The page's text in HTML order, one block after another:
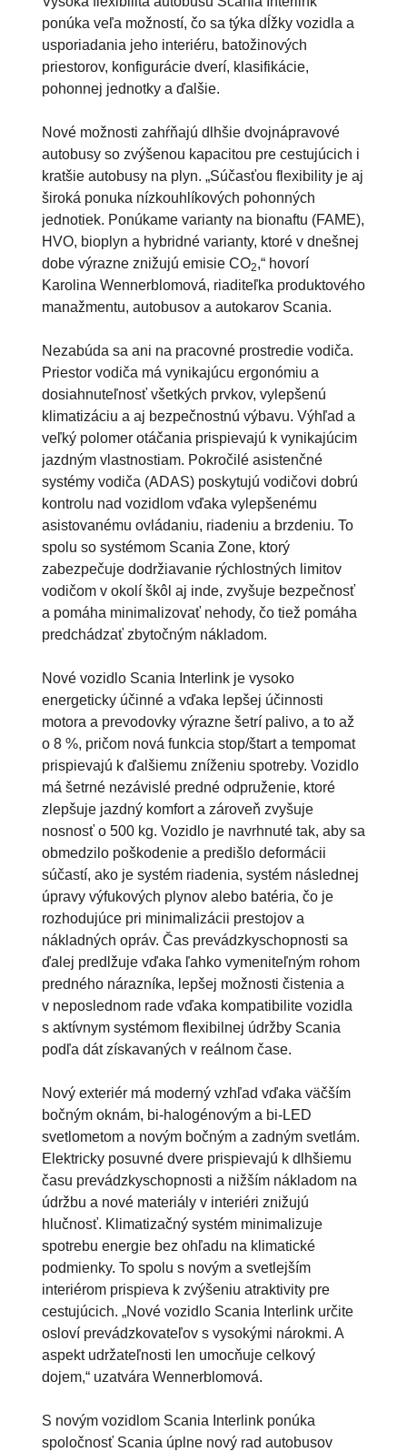
ponúka veľa možností, čo sa týka dĺžky vozidla a
usporiadania jeho interiéru, batožinových
priestorov, konfigurácie dverí, klasifikácie,
pohonnej jednotky a ďalšie.
Nové možnosti zahŕňajú dlhšie dvojnápravové
autobusy so zvýšenou kapacitou pre cestujúcich i
kratšie autobusy na plyn. „Súčasťou flexibility je aj
široká ponuka nízkouhlíkových pohonných
jednotiek. Ponúkame varianty na bionaftu (FAME),
HVO, bioplyn a hybridné varianty, ktoré v dnešnej
dobe výrazne znižujú emisie CO2,“ hovorí
Karolina Wennerblomová, riaditeľka produktového
manažmentu, autobusov a autokarov Scania.
Nezabúda sa ani na pracovné prostredie vodiča.
Priestor vodiča má vynikajúcu ergonómiu a
dosiahnuteľnosť všetkých prvkov, vylepšenú
klimatizáciu a aj bezpečnostnú výbavu. Výhľad a
veľký polomer otáčania prispievajú k vynikajúcim
jazdným vlastnostiam. Pokročilé asistenčné
systémy vodiča (ADAS) poskytujú vodičovi dobrú
kontrolu nad vozidlom vďaka vylepšenému
asistovanému ovládaniu, riadeniu a brzdeniu. To
spolu so systémom Scania Zone, ktorý
zabezpečuje dodržiavanie rýchlostných limitov
vodičom v okolí škôl aj inde, zvyšuje bezpečnosť
a pomáha minimalizovať nehody, čo tiež pomáha
predchádzať zbytočným nákladom.
Nové vozidlo Scania Interlink je vysoko
energeticky účinné a vďaka lepšej účinnosti
motora a prevodovky výrazne šetrí palivo, a to až
o 8 %, pričom nová funkcia stop/štart a tempomat
prispievajú k ďalšiemu zníženiu spotreby. Vozidlo
má šetrné nezávislé predné odpruženie, ktoré
zlepšuje jazdný komfort a zároveň zvyšuje
nosnosť o 500 kg. Vozidlo je navrhnuté tak, aby sa
obmedzilo poškodenie a predišlo deformácii
súčastí, ako je systém riadenia, systém následnej
úpravy výfukových plynov alebo batéria, čo je
rozhodujúce pri minimalizácii prestojov a
nákladných opráv. Čas prevádzkyschopnosti sa
ďalej predlžuje vďaka ľahko vymeniteľným rohom
predného nárazníka, lepšej možnosti čistenia a
v neposlednom rade vďaka kompatibilite vozidla
s aktívnym systémom flexibilnej údržby Scania
podľa dát získavaných v reálnom čase.
Nový exteriér má moderný vzhľad vďaka väčším
bočným oknám, bi-halogénovým a bi-LED
svetlometom a novým bočným a zadným svetlám.
Elektricky posuvné dvere prispievajú k dlhšiemu
času prevádzkyschopnosti a nižším nákladom na
údržbu a nové materiály v interiéri znižujú
hlučnosť. Klimatizačný systém minimalizuje
spotrebu energie bez ohľadu na klimatické
podmienky. To spolu s novým a svetlejším
interiérom prispieva k zvýšeniu atraktivity pre
cestujúcich. „Nové vozidlo Scania Interlink určite
osloví prevádzkovateľov s vysokými nárokmi. A
aspekt udržateľnosti len umocňuje celkový
dojem,“ uzatvára Wennerblomová.
S novým vozidlom Scania Interlink ponúka
spoločnosť Scania úplne nový rad autobusov